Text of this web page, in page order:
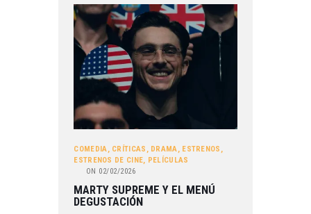
COMEDIA, CRÍTICAS , DRAMA, ESTRENOS ,
ESTRENOS DE CINE, PELÍCULAS
ON 02/02/2026
MARTY SUPREME Y EL MENÚ
DEGUSTACIÓN